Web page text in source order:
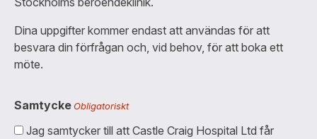
Dina uppgifter kommer endast att användas för att
besvara din förfrågan och, vid behov, för att boka ett
möte.
Samtycke Obligatoriskt
Jag samtycker till att Castle Craig Hospital Ltd får